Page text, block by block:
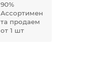
90%
Ассортимен
та продаем
от 1 шт